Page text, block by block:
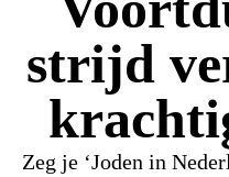
strijd
Zeg je ‘Joden in